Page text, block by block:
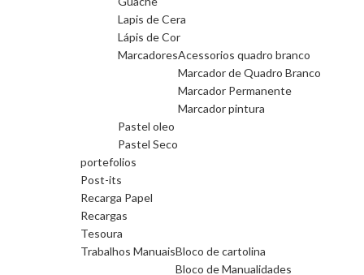
Lapis de Cera
Lápis de Cor
MarcadoresAcessorios quadro branco
Marcador de Quadro Branco
Marcador Permanente
Marcador pintura
Pastel oleo
Pastel Seco
portefolios
Post-its
Recarga Papel
Recargas
Tesoura
Trabalhos ManuaisBloco de cartolina
Bloco de Manualidades